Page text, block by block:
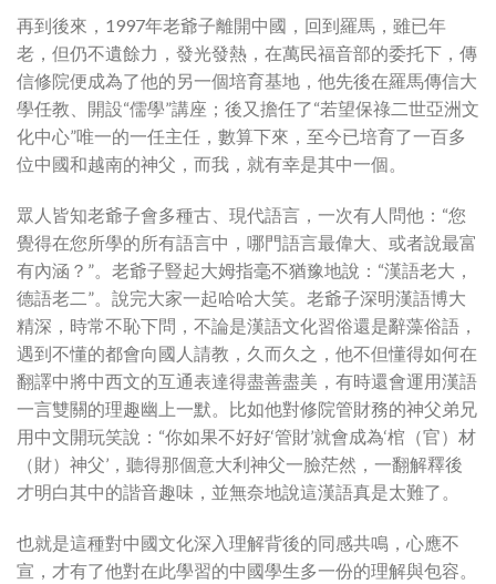
再到後來，1997年老爺子離開中國，回到羅馬，雖已年
老，但仍不遺餘力，發光發熱，在萬民福音部的委托下，傳
信修院便成為了他的另一個培育基地，他先後在羅馬傳信大
學任教、開設“儒學”講座；後又擔任了“若望保祿二世亞洲文
化中心”唯一的一任主任，數算下來，至今已培育了一百多
位中國和越南的神父，而我，就有幸是其中一個。
眾人皆知老爺子會多種古、現代語言，一次有人問他：“您
覺得在您所學的所有語言中，哪門語言最偉大、或者說最富
有內涵？”。老爺子豎起大姆指毫不猶豫地說：“漢語老大，
德語老二”。說完大家一起哈哈大笑。老爺子深明漢語博大
精深，時常不恥下問，不論是漢語文化習俗還是辭藻俗語，
遇到不懂的都會向國人請教，久而久之，他不但懂得如何在
翻譯中將中西文的互通表達得盡善盡美，有時還會運用漢語
一言雙關的理趣幽上一默。比如他對修院管財務的神父弟兄
用中文開玩笑說：“你如果不好好‘管財’就會成為‘棺（官）材
（財）神父’，聽得那個意大利神父一臉茫然，一翻解釋後
才明白其中的諧音趣味，並無奈地說這漢語真是太難了。
也就是這種對中國文化深入理解背後的同感共鳴，心應不
宣，才有了他對在此學習的中國學生多一份的理解與包容。